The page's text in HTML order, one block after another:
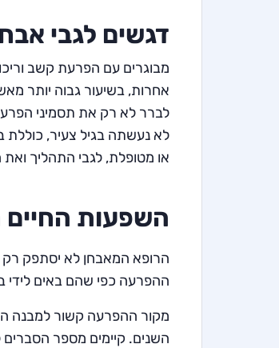
דגשים לגבי
מבוגרים עם הפרעת קשב
אחרות, בשיעור גבוה יותר
לברר לא רק את תסמיני
לא נעשתה בגיל צעיר, כוללת
או מטופלת, לגבי התהליך
השפעות
הרופא המאבחן לא יסתפק רק
ההפרעה כפי שהם באים לידי
מקור ההפרעה קשור למבנה
השנים. קיימים מספר